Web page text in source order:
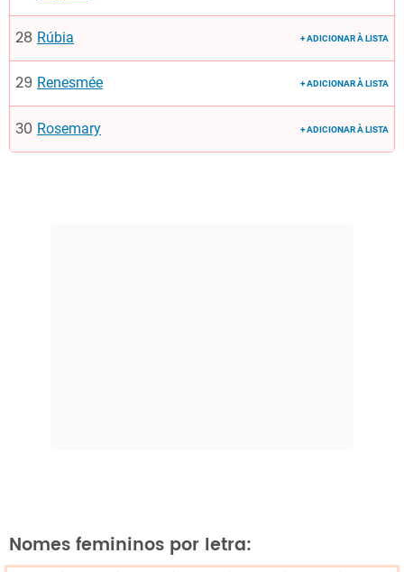
Rúbia + ADICIONAR À LISTA
Renesmée + ADICIONAR À LISTA
Rosemary + ADICIONAR À LISTA
Nomes femininos por letra: